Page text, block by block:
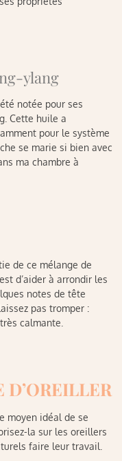
ylang
notée pour ses
Cette huile a
pour le système
se marie si bien avec
ma chambre à
de ce mélange de
d’aider à arrondir les
notes de tête
pas tromper :
calmante.
D’OREILLER
moyen idéal de se
la sur les oreillers
faire leur travail.